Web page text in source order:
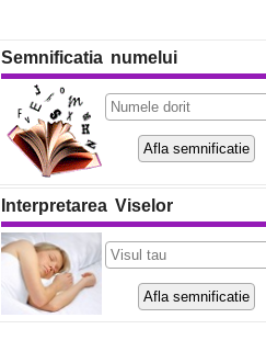
Semnificatia numelui
Interpretarea Viselor